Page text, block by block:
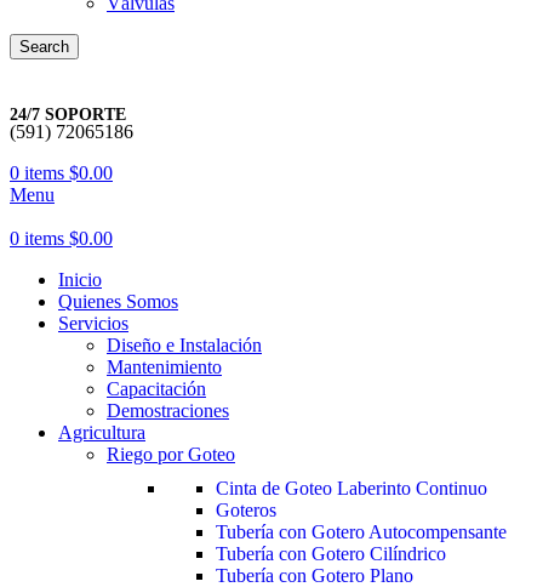
Search
24/7 SOPORTE
(591) 72065186
0 items $0.00
Menu
0 items $0.00
Inicio
Quienes Somos
Servicios
Diseño e Instalación
Mantenimiento
Capacitación
Demostraciones
Agricultura
Riego por Goteo
Cinta de Goteo Laberinto Continuo
Goteros
Tubería con Gotero Autocompensante
Tubería con Gotero Cilíndrico
Tubería con Gotero Plano